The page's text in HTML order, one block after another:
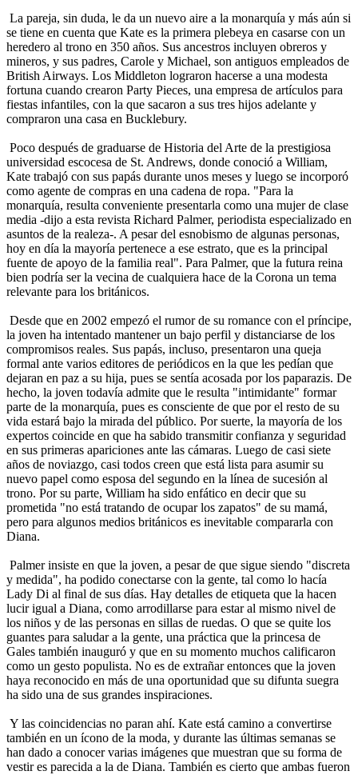
La pareja, sin duda, le da un nuevo aire a la monarquía y más aún si
se tiene en cuenta que Kate es la primera plebeya en casarse con un
heredero al trono en 350 años. Sus ancestros incluyen obreros y
mineros, y sus padres, Carole y Michael, son antiguos empleados de
British Airways. Los Middleton lograron hacerse a una modesta
fortuna cuando crearon Party Pieces, una empresa de artículos para
fiestas infantiles, con la que sacaron a sus tres hijos adelante y
compraron una casa en Bucklebury.
Poco después de graduarse de Historia del Arte de la prestigiosa
universidad escocesa de St. Andrews, donde conoció a William,
Kate trabajó con sus papás durante unos meses y luego se incorporó
como agente de compras en una cadena de ropa. "Para la
monarquía, resulta conveniente presentarla como una mujer de clase
media -dijo a esta revista Richard Palmer, periodista especializado en
asuntos de la realeza-. A pesar del esnobismo de algunas personas,
hoy en día la mayoría pertenece a ese estrato, que es la principal
fuente de apoyo de la familia real". Para Palmer, que la futura reina
bien podría ser la vecina de cualquiera hace de la Corona un tema
relevante para los británicos.
Desde que en 2002 empezó el rumor de su romance con el príncipe,
la joven ha intentado mantener un bajo perfil y distanciarse de los
compromisos reales. Sus papás, incluso, presentaron una queja
formal ante varios editores de periódicos en la que les pedían que
dejaran en paz a su hija, pues se sentía acosada por los paparazis. De
hecho, la joven todavía admite que le resulta "intimidante" formar
parte de la monarquía, pues es consciente de que por el resto de su
vida estará bajo la mirada del público. Por suerte, la mayoría de los
expertos coincide en que ha sabido transmitir confianza y seguridad
en sus primeras apariciones ante las cámaras. Luego de casi siete
años de noviazgo, casi todos creen que está lista para asumir su
nuevo papel como esposa del segundo en la línea de sucesión al
trono. Por su parte, William ha sido enfático en decir que su
prometida "no está tratando de ocupar los zapatos" de su mamá,
pero para algunos medios británicos es inevitable compararla con
Diana.
Palmer insiste en que la joven, a pesar de que sigue siendo "discreta
y medida", ha podido conectarse con la gente, tal como lo hacía
Lady Di al final de sus días. Hay detalles de etiqueta que la hacen
lucir igual a Diana, como arrodillarse para estar al mismo nivel de
los niños y de las personas en sillas de ruedas. O que se quite los
guantes para saludar a la gente, una práctica que la princesa de
Gales también inauguró y que en su momento muchos calificaron
como un gesto populista. No es de extrañar entonces que la joven
haya reconocido en más de una oportunidad que su difunta suegra
ha sido una de sus grandes inspiraciones.
Y las coincidencias no paran ahí. Kate está camino a convertirse
también en un ícono de la moda, y durante las últimas semanas se
han dado a conocer varias imágenes que muestran que su forma de
vestir es parecida a la de Diana. También es cierto que ambas fueron